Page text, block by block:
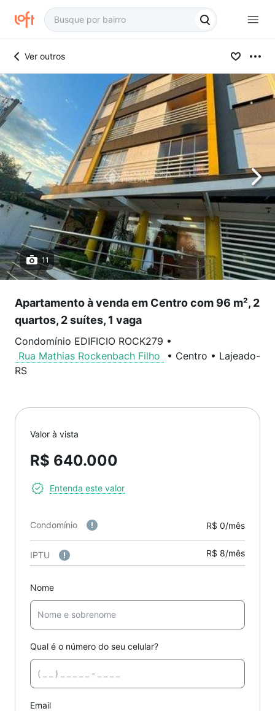
Ver outros
11
Apartamento à venda em Centro com 96 m², 2
quartos, 2 suítes, 1 vaga
Condomínio EDIFICIO ROCK279 •
Rua Mathias Rockenbach Filho
• Centro • Lajeado-
RS
Valor à vista
R$ 640.000
Entenda este valor
Condomínio R$ 0/mês
IPTU R$ 8/mês
Nome
Qual é o número do seu celular?
Email